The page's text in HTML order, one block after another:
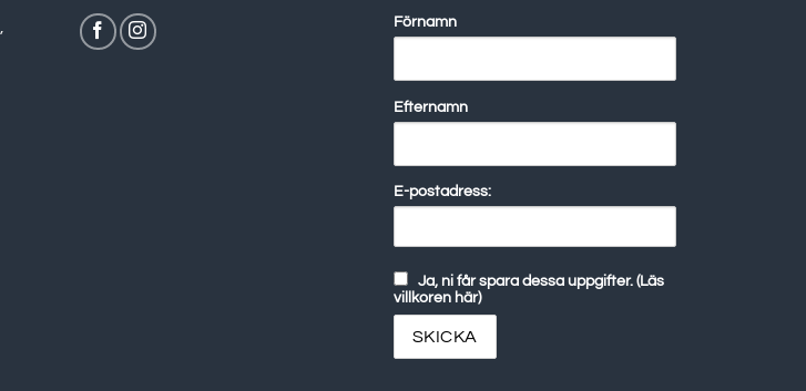
Förnamn
Efternamn
E-postadress:
Ja, ni får spara dessa uppgifter. (Läs
villkoren här)